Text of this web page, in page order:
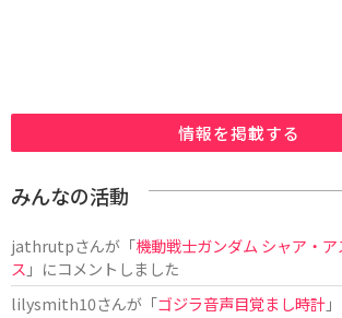
情報を掲載する
みんなの活動
jathrutpさんが「機動戦士ガンダム シャア・
ス 」にコメントしました
lilysmith10さんが「ゴジラ音声目覚まし時計